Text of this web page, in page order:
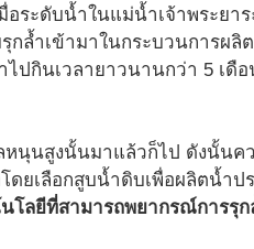
อระดับน้ำในแม่น้ำเจ้าพระย
กล้ำเข้ามาในกระบวนการผ
ไปกินเวลายาวนานกว่า 5 เดื
นุนสูงนั้นมาแล้วก็ไป ดังนั้นค
ดยเลือกสูบน้ำดิบเพื่อผลิตน้ำ
โลยีที่สามารถพยากรณ์การรุ